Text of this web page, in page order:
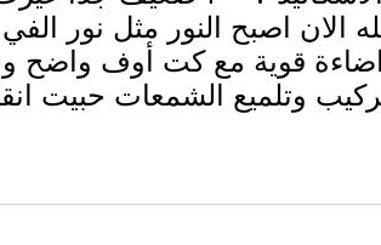
وتلميع الشمعات حبيت